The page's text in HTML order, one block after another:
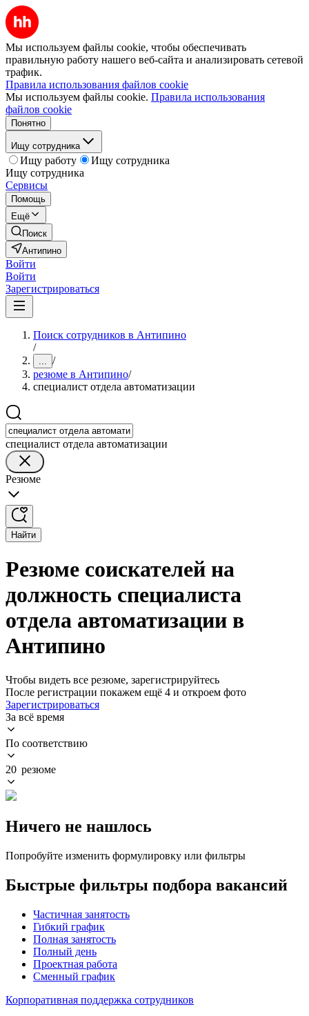
Мы используем файлы cookie, чтобы обеспечивать
правильную работу нашего веб-сайта и анализировать сетевой
трафик.
Правила использования файлов cookie
Мы используем файлы cookie. Правила использования
файлов cookie
Понятно
Ищу сотрудника
Ищу работу
Ищу сотрудника
Ищу сотрудника
Сервисы
Помощь
Ещё
Поиск
Антипино
Войти
Войти
Зарегистрироваться
Поиск сотрудников в Антипино
/
... /
резюме в Антипино/
специалист отдела автоматизации
специалист отдела автоматизации
Резюме
Найти
Резюме соискателей на
должность специалиста
отдела автоматизации в
Антипино
Чтобы видеть все резюме, зарегистрируйтесь
После регистрации покажем ещё 4 и откроем фото
Зарегистрироваться
За всё время
По соответствию
20 резюме
Ничего не нашлось
Попробуйте изменить формулировку или фильтры
Быстрые фильтры подбора вакансий
Частичная занятость
Гибкий график
Полная занятость
Полный день
Проектная работа
Сменный график
Корпоративная поддержка сотрудников